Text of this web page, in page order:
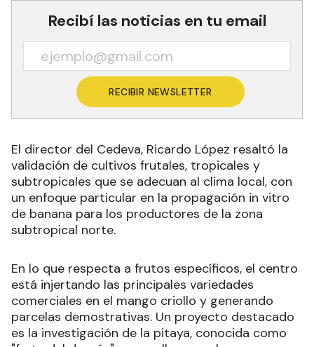
Recibí las noticias en tu email
RECIBIR NEWSLETTER
El director del Cedeva, Ricardo López resaltó la
validación de cultivos frutales, tropicales y
subtropicales que se adecuan al clima local, con
un enfoque particular en la propagación in vitro
de banana para los productores de la zona
subtropical norte.
En lo que respecta a frutos específicos, el centro
está injertando las principales variedades
comerciales en el mango criollo y generando
parcelas demostrativas. Un proyecto destacado
es la investigación de la pitaya, conocida como